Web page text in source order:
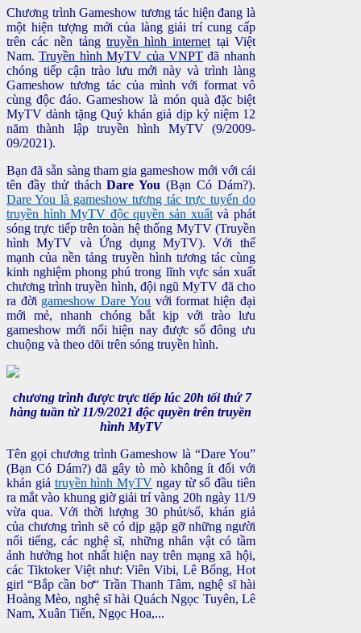
Chương trình Gameshow tương tác hiện đang là
một hiện tượng mới của làng giải trí cung cấp
trên các nền tảng truyền hình internettại Việt
Nam.Truyền hình MyTV của VNPT đã nhanh
chóng tiếp cận trào lưu mới này và trình làng
Gameshow tương tác của mình với format vô
cùng độc đáo. Gameshow là món quà đặc biệt
MyTV dành tặng Quý khán giả dịp kỷ niệm 12
năm thành lập truyền hình MyTV (9/2009-
09/2021).
Bạn đã sẵn sàng tham gia gameshow mới với cái
tên đầy thử tháchDare You (Bạn Có Dám?).
Dare You là gameshow tương tác trực tuyến do
truyền hình MyTV độc quyền sản xuấtvà phát
sóng trực tiếp trên toàn hệ thống MyTV (Truyền
hình MyTV và Ứng dụng MyTV). Với thế
mạnh của nền tảng truyền hình tương tác cùng
kinh nghiệm phong phú trong lĩnh vực sản xuất
chương trình truyền hình, đội ngũ MyTV đã cho
ra đời gameshow Dare Youvới format hiện đại
mới mẻ, nhanh chóng bắt kịp với trào lưu
gameshow mới nổi hiện nay được số đông ưu
chuộng và theo dõi trên sóng truyền hình.
chương trình được trực tiếp lúc 20h tối thứ 7
hàng tuần từ 11/9/2021 độc quyền trên truyền
hình MyTV
Tên gọi chương trình Gameshow là “Dare You”
(Bạn Có Dám?) đã gây tò mò không ít đối với
khán giả truyền hình MyTV ngay từ số đầu tiên
ra mắt vào khung giờ giải trí vàng 20h ngày 11/9
vừa qua. Với thời lượng 30 phút/số, khán giả
của chương trình sẽ có dịp gặp gỡ những người
nổi tiếng, các nghệ sĩ, những nhân vật có tầm
ảnh hưởng hot nhất hiện nay trên mạng xã hội,
các Tiktoker Việt như: Viên Vibi, Lê Bống, Hot
girl “Bắp cần bơ“ Trần Thanh Tâm, nghệ sĩ hài
Hoàng Mèo, nghệ sĩ hài Quách Ngọc Tuyên, Lê
Nam, Xuân Tiến, Ngọc Hoa,...